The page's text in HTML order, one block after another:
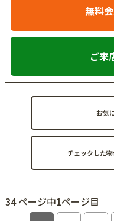
無料
ご来
お気
34 ページ中1ページ目